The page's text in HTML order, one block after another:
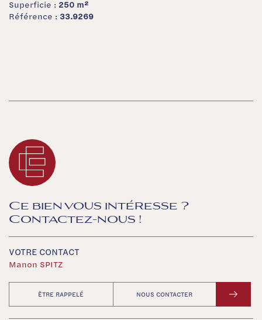
Superficie : 250 m²
Référence : 33.9269
Ce bien vous intéresse ?
Contactez-nous !
VOTRE CONTACT
Manon SPITZ
ÊTRE RAPPELÉ NOUS CONTACTER